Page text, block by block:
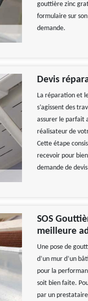
gouttière zinc
formulaire sur
demande.
Devis
La réparation et
s’agissent des
assurer le parfait
réalisateur de
Cette étape
recevoir pour
demande de
SOS
meilleure
Une pose de
d’un mur d’un
pour la
soit bien faite.
par un